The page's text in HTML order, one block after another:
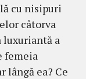
cu nisipuri
câtorva
luxuriantă a
femeia
lângă ea? Ce